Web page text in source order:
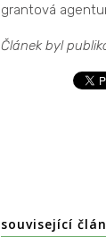
grantová
Článek byl
související